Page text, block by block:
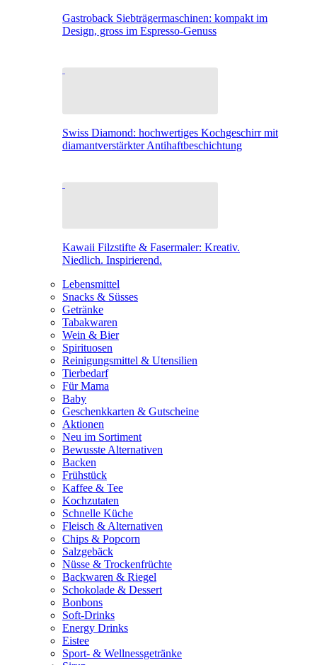
Gastroback Siebträgermaschinen: kompakt im
Design, gross im Espresso-Genuss
Swiss Diamond: hochwertiges Kochgeschirr mit
diamantverstärkter Antihaftbeschichtung
Kawaii Filzstifte & Fasermaler: Kreativ.
Niedlich. Inspirierend.
Lebensmittel
Snacks & Süsses
Getränke
Tabakwaren
Wein & Bier
Spirituosen
Reinigungsmittel & Utensilien
Tierbedarf
Für Mama
Baby
Geschenkkarten & Gutscheine
Aktionen
Neu im Sortiment
Bewusste Alternativen
Backen
Frühstück
Kaffee & Tee
Kochzutaten
Schnelle Küche
Fleisch & Alternativen
Chips & Popcorn
Salzgebäck
Nüsse & Trockenfrüchte
Backwaren & Riegel
Schokolade & Dessert
Bonbons
Soft-Drinks
Energy Drinks
Eistee
Sport- & Wellnessgetränke